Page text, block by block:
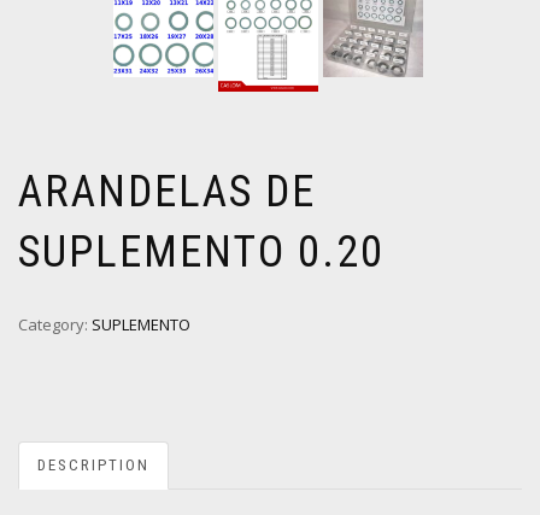
ARANDELAS DE
SUPLEMENTO 0.20
Category: SUPLEMENTO
DESCRIPTION